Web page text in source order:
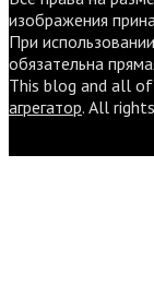
изображения
При
обязательна
This blog and all
агрегатор. All